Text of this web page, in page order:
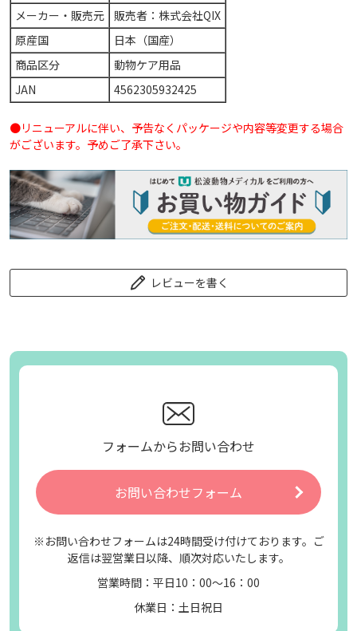
メーカー・販売元
販売者：株式会社QIX
原産国
日本（国産）
商品区分
動物ケア用品
JAN
4562305932425
●リニューアルに伴い、予告なくパッケージや内容等変更する場合
がございます。予めご了承下さい。
レビューを書く
フォームからお問い合わせ
お問い合わせフォーム
※お問い合わせフォームは24時間受け付けております。ご
返信は翌営業日以降、順次対応いたします。
営業時間：平日10：00～16：00
休業日：土日祝日